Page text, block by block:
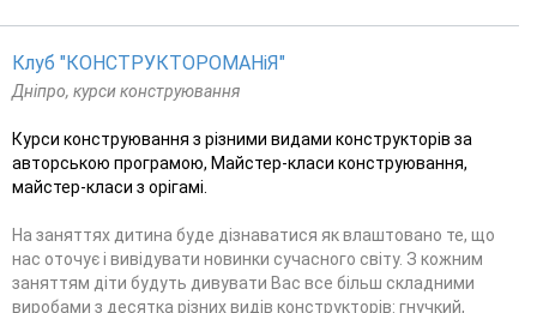
Клуб "КОНСТРУКТОРОМАНіЯ"
Дніпро, курси конструювання
Курси конструювання з різними видами конструкторів за
авторською програмою, Майстер-класи конструювання,
майстер-класи з орігамі.
На заняттях дитина буде дізнаватися як влаштовано те, що
нас оточує і вивідувати новинки сучасного світу. З кожним
заняттям діти будуть дивувати Вас все більш складними
виробами з десятка різних видів конструкторів: гнучкий,